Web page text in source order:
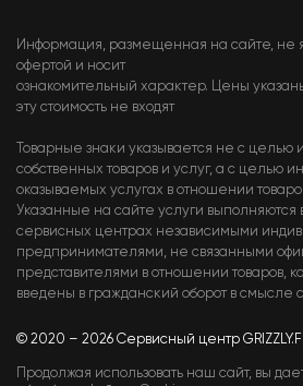
Информация, размещенная на сайте, не
офертой и носит
ознакомительный характер. Цены
эту стоимость не входят
Товарные знаки указывается не с целью
собственных товаров и услуг, а с целью
оказываемых услугах в отношении
Указанные на сайте услуги выполняются
сервисных центрах независимыми
предпринимателями, не связанными
представителями в отношении товаров,
введены в гражданский оборот в смысле
© 2020 – 2026 Сервисный центр
Продолжая использовать наш сайт, вы